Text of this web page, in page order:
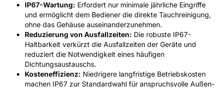
IP67-Wartung: Erfordert nur minimale jährliche Eingriffe
und ermöglicht dem Bediener die direkte Tauchreinigung,
ohne das Gehäuse auseinanderzunehmen.
Reduzierung von Ausfallzeiten: Die robuste IP67-
Haltbarkeit verkürzt die Ausfallzeiten der Geräte und
reduziert die Notwendigkeit eines häufigen
Dichtungsaustauschs.
Kosteneffizienz: Niedrigere langfristige Betriebskosten
machen IP67 zur Standardwahl für anspruchsvolle Außen-